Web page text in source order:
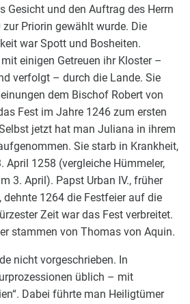
Gesicht und den Auftrag des Herrn
Priorin gewählt wurde. Die
war Spott und Bosheiten.
einigen Getreuen ihr Kloster –
verfolgt – durch die Lande. Sie
dem Bischof Robert von
Fest im Jahre 1246 zum ersten
jetzt hat man Juliana in ihrem
Sie starb in Krankheit,
April 1258 (vergleiche Hümmeler,
3. April). Papst Urban IV., früher
1264 die Festfeier auf die
Zeit war das Fest verbreitet.
stammen von Thomas von Aquin.
nicht vorgeschrieben. In
üblich – mit
Dabei führte man Heiligtümer